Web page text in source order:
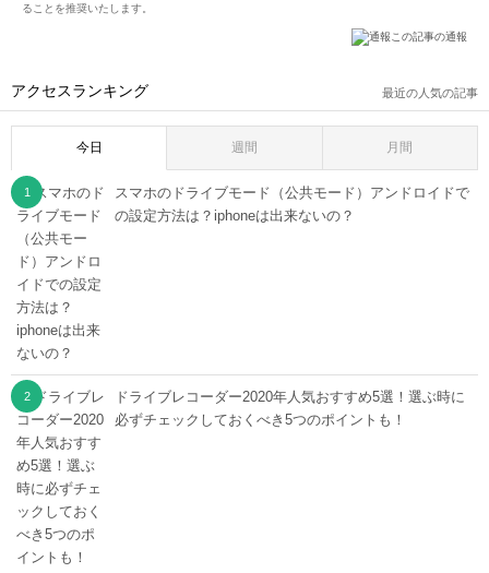
ることを推奨いたします。
この記事の通報
アクセスランキング 最近の人気の記事
今日 週間 月間
スマホのドライブモード（公共モード）アンドロイドで
の設定方法は？iphoneは出来ないの？
ドライブレコーダー2020年人気おすすめ5選！選ぶ時に
必ずチェックしておくべき5つのポイントも！